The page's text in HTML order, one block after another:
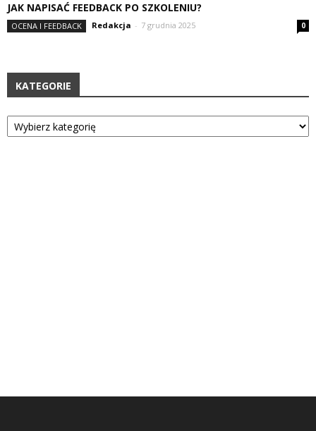
JAK NAPISAĆ FEEDBACK PO SZKOLENIU?
OCENA I FEEDBACK Redakcja - 7 grudnia 2025 0
KATEGORIE
Kategorie